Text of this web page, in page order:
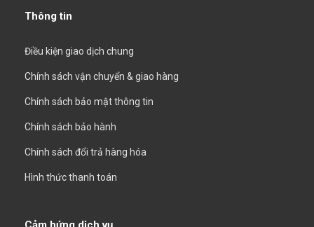
Thông tin
Điều kiện giao dịch chung
Chính sách vận chuyển & giao hàng
Chính sách bảo mật thông tin
Chính sách bảo hành
Chính sách đổi trả hàng hóa
Hình thức thanh toán